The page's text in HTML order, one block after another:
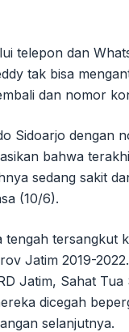
telepon dan
tak bisa
dan nomor
Sidoarjo dengan
bahwa
sedang sakit
(10/6).
tengah tersangkut
Jatim 2019-
Jatim, Sahat Tua
dicegah
selanjutnya.